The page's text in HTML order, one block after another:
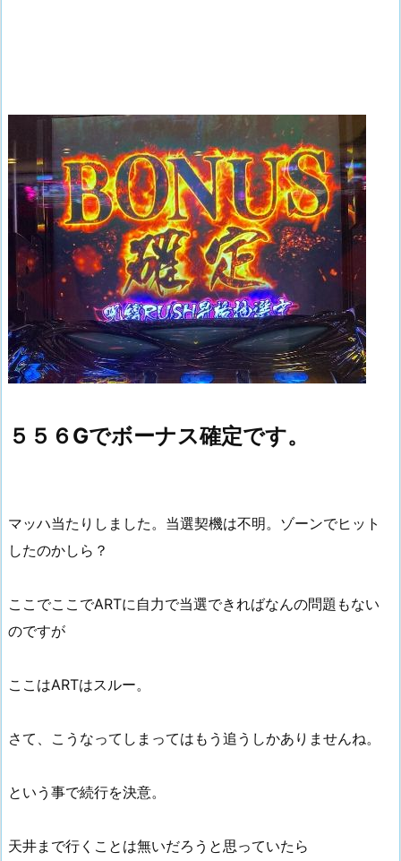
５５６Gでボーナス確定です。
マッハ当たりしました。当選契機は不明。ゾーンでヒット
したのかしら？
ここでここでARTに自力で当選できればなんの問題もない
のですが
ここはARTはスルー。
さて、こうなってしまってはもう追うしかありませんね。
という事で続行を決意。
天井まで行くことは無いだろうと思っていたら